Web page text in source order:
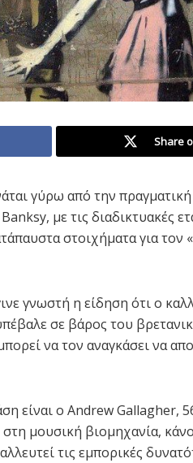
Share
γύρω από την
με τις διαδικτυακές
στοιχήματα για τον
γνωστή η είδηση ότι ο
σε βάρος του
να τον αναγκάσει να
είναι ο Andrew Gallagher,
μουσική βιομηχανία,
τις εμπορικές